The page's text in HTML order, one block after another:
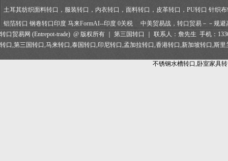
土耳其纺织面料转口，服装转口，内衣转口，面料转口，皮革转口，PU转口 针织
铝箔转口 钢卷转口印度 马来FormAI--印度 0关税
中美贸易战，转口贸易－－规避
转口贸易网 (Entrepot-trade) @ 版权所有 ｜ 第三国转口 ｜ 联系人：詹先生 手机：
转口,第三国转口,马来转口,泰国转口,印尼转口,孟加拉转口,香港转口,新加坡转口,斯里
不锈钢水槽转口,卧室家具